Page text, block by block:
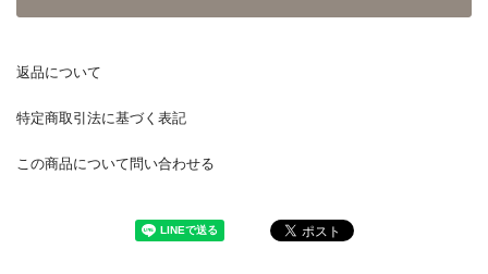
返品について
特定商取引法に基づく表記
この商品について問い合わせる